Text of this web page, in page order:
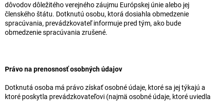
dôvodov dôležitého verejného záujmu Európskej únie alebo jej
členského štátu. Dotknutú osobu, ktorá dosiahla obmedzenie
spracúvania, prevádzkovateľ informuje pred tým, ako bude
obmedzenie spracúvania zrušené.
Právo na prenosnosť osobných údajov
Dotknutá osoba má právo získať osobné údaje, ktoré sa jej týkajú a
ktoré poskytla prevádzkovateľovi (najmä osobné údaje, ktoré uviedla